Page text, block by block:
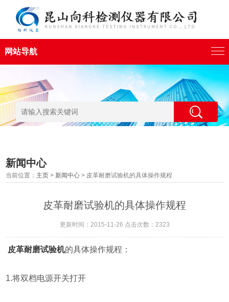
网站导航
新闻中心
当前位置： 主页 > 新闻中心 > 皮革耐磨试验机的具体操作规程
皮革耐磨试验机的具体操作规程
更新时间：2015-11-26 点击次数：2323
皮革耐磨试验机的具体操作规程：
1.将双档电源开关打开